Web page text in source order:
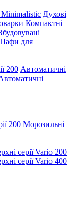
Minimalistic Духові
Компактні
для
200 Автоматичні
200 Морозильні
серії Vario 200
серії Vario 400